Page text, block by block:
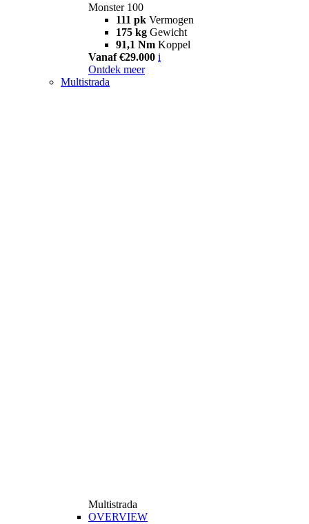
Monster 100
111 pk Vermogen
175 kg Gewicht
91,1 Nm Koppel
Vanaf €29.000 i
Ontdek meer
Multistrada
Multistrada
OVERVIEW